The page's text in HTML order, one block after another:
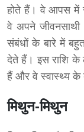
होते हैं। वे आपस में
वे अपने जीवनसाथी
संबंधों के बारे में
देते हैं। इस राशि के
हैं और वे स्वास्थ्य के
मिथुन-मिथुन